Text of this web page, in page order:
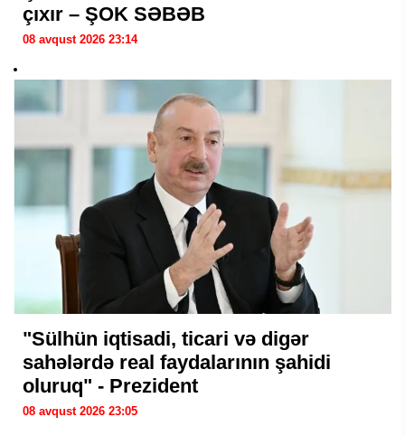
çıxır – ŞOK SƏBƏB
08 avqust 2026 23:14
"Sülhün iqtisadi, ticari və digər
sahələrdə real faydalarının şahidi
oluruq" - Prezident
08 avqust 2026 23:05